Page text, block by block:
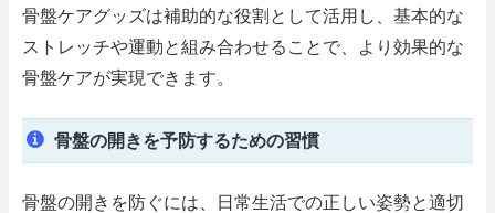
骨盤ケアグッズは補助的な役割として活用し、基本的な
ストレッチや運動と組み合わせることで、より効果的な
骨盤ケアが実現できます。
骨盤の開きを予防するための習慣
骨盤の開きを防ぐには、日常生活での正しい姿勢と適切